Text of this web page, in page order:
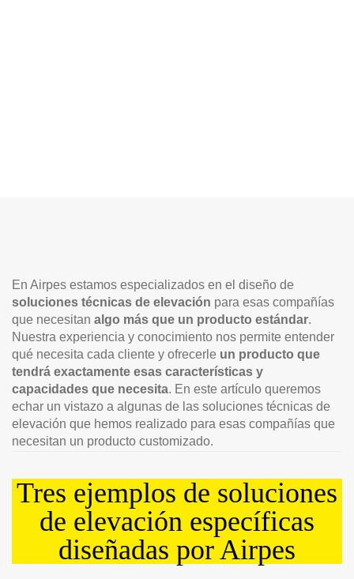
En Airpes estamos especializados en el diseño de
soluciones técnicas de elevación para esas compañías
que necesitan algo más que un producto estándar.
Nuestra experiencia y conocimiento nos permite entender
qué necesita cada cliente y ofrecerle un producto que
tendrá exactamente esas características y
capacidades que necesita. En este artículo queremos
echar un vistazo a algunas de las soluciones técnicas de
elevación que hemos realizado para esas compañías que
necesitan un producto customizado.
Tres ejemplos de soluciones
de elevación específicas
diseñadas por Airpes